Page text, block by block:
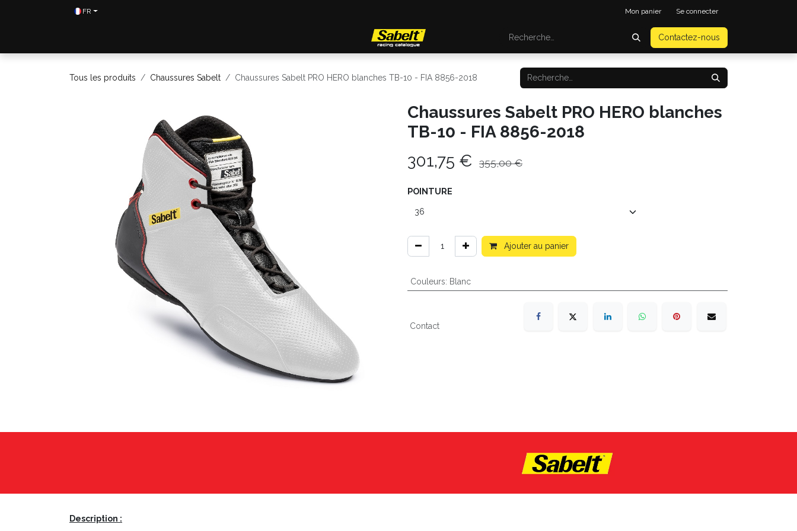
FR Mon panier Se connecter
Contactez-nous
Tous les produits Chaussures Sabelt Chaussures Sabelt PRO HERO blanches TB-10 - FIA 8856-2018
Chaussures Sabelt PRO HERO blanches
TB-10 - FIA 8856-2018
301,75 € 355,00€
POINTURE
Ajouter au panier
Couleurs: Blanc
Contact
Description :